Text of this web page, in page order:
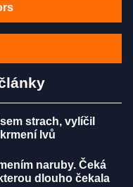
strach, vylíčil
lvů
naruby. Čeká
dlouho čekala